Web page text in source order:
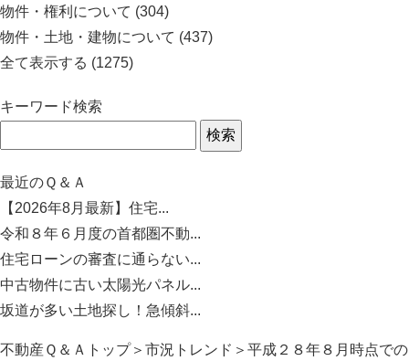
物件・権利について (304)
物件・土地・建物について (437)
全て表示する (1275)
キーワード検索
最近のＱ＆Ａ
【2026年8月最新】住宅...
令和８年６月度の首都圏不動...
住宅ローンの審査に通らない...
中古物件に古い太陽光パネル...
坂道が多い土地探し！急傾斜...
不動産Ｑ＆Ａトップ＞ 市況トレンド ＞平成２８年８月時点での